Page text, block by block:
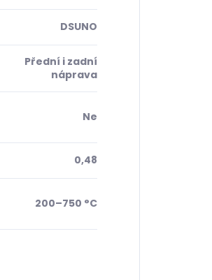
DSUNO
Přední i zadní
náprava
Ne
0,48
200–750 °C